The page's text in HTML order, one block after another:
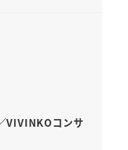
VIVINKOコンサ